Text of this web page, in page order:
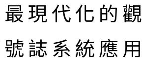
現代化的
誌系統應